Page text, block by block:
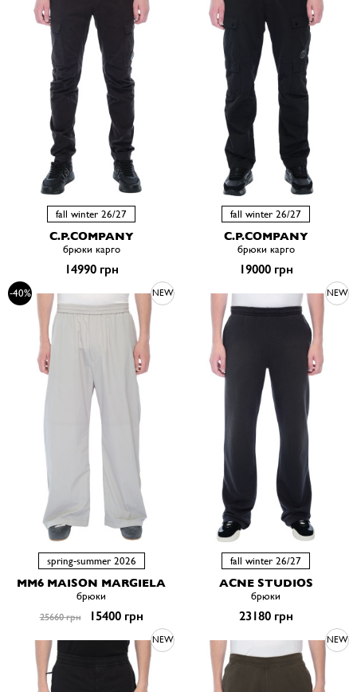
fall winter 26/27
C.P.COMPANY
брюки карго
14990 грн
fall winter 26/27
C.P.COMPANY
брюки карго
19000 грн
-40% NEW
spring-summer 2026
MM6 MAISON MARGIELA
брюки
25660 грн 15400 грн
NEW
fall winter 26/27
ACNE STUDIOS
брюки
23180 грн
NEW NEW